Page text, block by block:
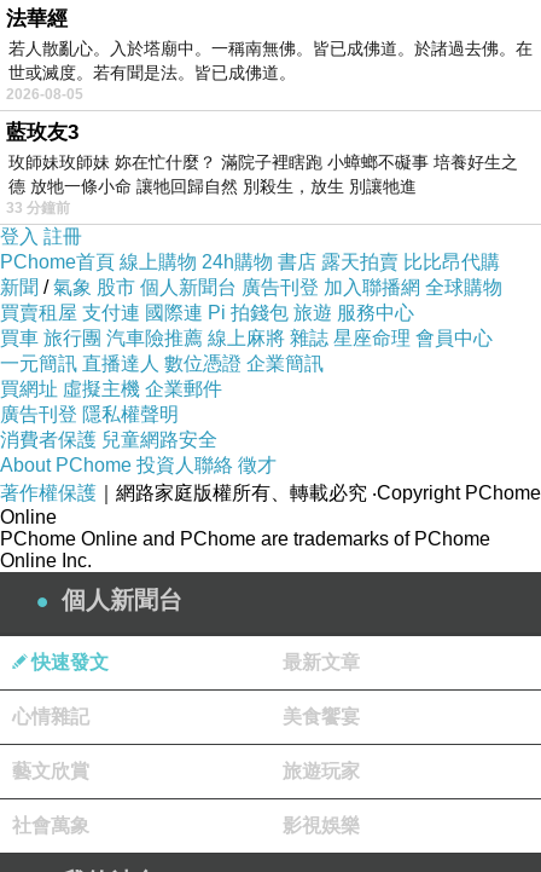
還添加吸濕排汗及抗靜電功能，達到真正的涼爽舒適、不悶熱
採用遠東獨家技術研發之全聚酯涼感長纖
不同於目前市售以礦石粉末添加於纖維中以達到涼爽效果
每件涼感衣皆附有認證吊牌，且通過紡研所檢測認證。
穿搭指南：牛仔褲、休閒鞋
材質： 65??、35?聚酯涼感纖維 (TopCool +)
法華經
若人散亂心。入於塔廟中。一稱南無佛。皆已成佛道。於諸過去佛。在
世或滅度。若有聞是法。皆已成佛道。
2026-08-05
藍玫友3
玫師妹玫師妹 妳在忙什麼？ 滿院子裡瞎跑 小蟑螂不礙事 培養好生之
德 放牠一條小命 讓牠回歸自然 別殺生，放生 別讓牠進
33 分鐘前
登入 註冊
PChome首頁 線上購物 24h購物 書店 露天拍賣 比比昂代購
新聞 /氣象 股市 個人新聞台 廣告刊登 加入聯播網 全球購物
買賣租屋 支付連 國際連 Pi 拍錢包 旅遊 服務中心
買車 旅行團 汽車險推薦 線上麻將 雜誌 星座命理 會員中心
一元簡訊 直播達人 數位憑證 企業簡訊
買網址 虛擬主機 企業郵件
廣告刊登 隱私權聲明
消費者保護 兒童網路安全
About PChome 投資人聯絡 徵才
著作權保護 ｜網路家庭版權所有、轉載必究 ‧Copyright PChome
Online
PChome Online and PChome are trademarks of PChome
Online Inc.
個人新聞台
快速發文 最新文章
心情雜記 美食饗宴
藝文欣賞 旅遊玩家
社會萬象 影視娛樂